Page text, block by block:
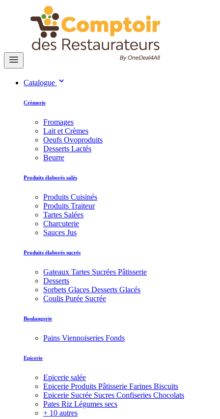
Catalogue
Crèmerie
Fromages
Lait et Crèmes
Oeufs Ovoproduits
Desserts Lactés
Beurre
Produits élaborés salés
Produits Cuisinés
Produits Traiteur
Tartes Salées
Charcuterie
Sauces Jus
Produits élaborés sucrés
Gateaux Tartes Sucrées Pâtisserie
Desserts
Sorbets Glaces Desserts Glacés
Coulis Purée Sucrée
Boulangerie
Pains Viennoiseries Fonds
Epicerie
Epicerie salée
Epicerie Produits Pâtisserie Farines Biscuits
Epicerie Sucrée Sucres Confiseries Chocolats
Pates Riz Légumes secs
+ 10 autres